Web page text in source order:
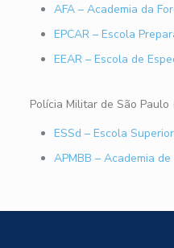
AFA – Academia da
EPCAR – Escola
EEAR – Escola de
Polícia Militar de São Paulo
ESSd – Escola
APMBB – Academia